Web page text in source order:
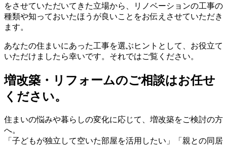
をさせていただいてきた立場から、リノベーションの工事の
種類や知っておいたほうが良いことをお伝えさせていただき
ます。
あなたの住まいにあった工事を選ぶヒントとして、お役立て
いただけましたら幸いです。それではご覧ください。
増改築・リフォームのご相談はお任せ
ください。
住まいの悩みや暮らしの変化に応じて、増改築をご検討の方
へ。
「子どもが独立して空いた部屋を活用したい」「親との同居